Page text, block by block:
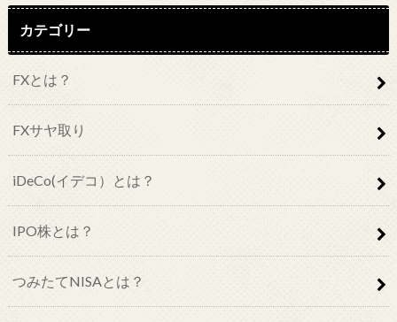
カテゴリー
FXとは？
FXサヤ取り
iDeCo(イデコ）とは？
IPO株とは？
つみたてNISAとは？